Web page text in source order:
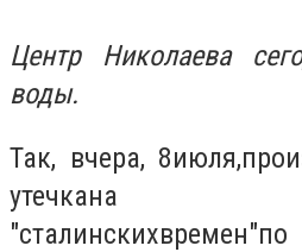
Центр Николаева
воды.
Так, вчера, 8июля,
утечкана
"сталинскихвремен"по